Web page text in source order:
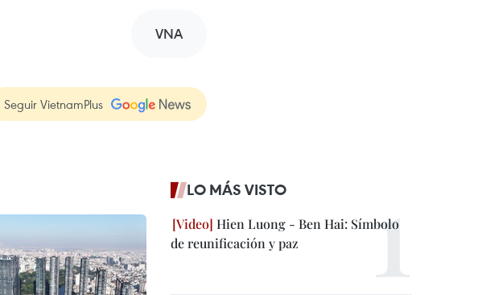
VNA
Seguir VietnamPlus
LO MÁS VISTO
Hien Luong - Ben Hai: Símbolo
de reunificación y paz